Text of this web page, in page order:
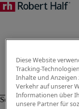
Diese Website
Tracking-
Inhalte und
Verkehr auf unserer
Informationen über
unsere Partner für